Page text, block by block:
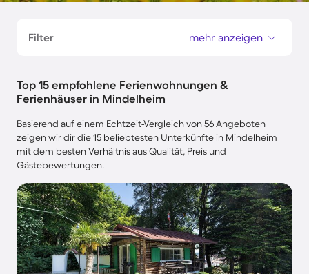
Filter mehr anzeigen
Top 15 empfohlene Ferienwohnungen &
Ferienhäuser in Mindelheim
Basierend auf einem Echtzeit-Vergleich von 56 Angeboten
zeigen wir dir die 15 beliebtesten Unterkünfte in Mindelheim
mit dem besten Verhältnis aus Qualität, Preis und
Gästebewertungen.